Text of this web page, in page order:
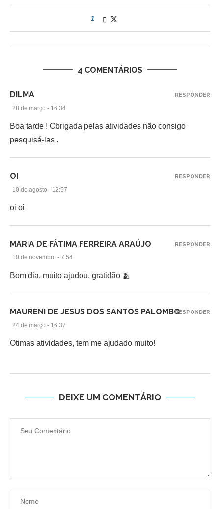
1
4 COMENTÁRIOS
DILMA
28 de março - 16:34
Boa tarde ! Obrigada pelas atividades não consigo
pesquisá-las .
RESPONDER
OI
10 de agosto - 12:57
oi oi
RESPONDER
MARIA DE FÁTIMA FERREIRA ARAÚJO
10 de novembro - 7:54
Bom dia, muito ajudou, gratidão 🫂
RESPONDER
MAURENI DE JESUS DOS SANTOS PALOMBO
24 de março - 16:37
Ótimas atividades, tem me ajudado muito!
RESPONDER
DEIXE UM COMENTÁRIO